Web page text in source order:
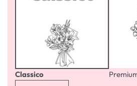
Classico